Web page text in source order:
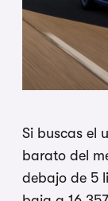
Si buscas el
barato del
debajo de 5